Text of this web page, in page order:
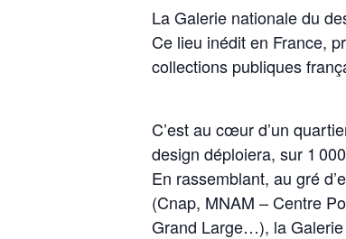
La Galerie nationale du
Ce lieu inédit en France,
collections publiques
C’est au cœur d’un
design déploiera, sur 1
En rassemblant, au gré
(Cnap, MNAM – Centre
Grand Large…), la Galerie